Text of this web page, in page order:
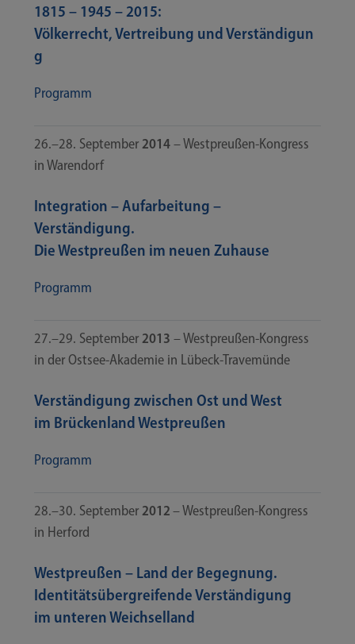
1815 – 1945 – 2015:
Völkerrecht, Vertreibung und Verständigun
g
Pro­gramm
26.–28. Sep­tem­ber2014– Westpreußen-​​Kongress
in Warendorf
Integration – Aufarbeitung –
Verständigung.
Die Westpreußen im neuen Zuhause
Pro­gramm
27.–29. Sep­tem­ber2013 – Westpreußen-​​Kongress
in der Ostsee-​​Akademie in Lübeck-Travemünde
Verständigung zwischen Ost und West
im Brückenland Westpreußen
Pro­gramm
28.–30. Sep­tem­ber2012– Westpreußen-​​Kongress
in Herford
Westpreußen – Land der Begegnung.
Identitätsübergreifende Verständigung
im unteren Weichselland